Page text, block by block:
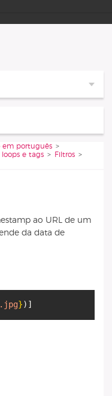
em português
e tags
Filtros
ao URL de um
da data de
}) ]